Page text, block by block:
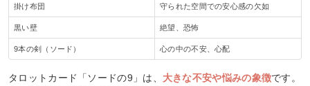
掛け布団 守られた空間での安心感の欠如
黒い壁 絶望、恐怖
9本の剣（ソード） 心の中の不安、心配
タロットカード「ソードの9」は、 大きな不安や悩みの象徴です。